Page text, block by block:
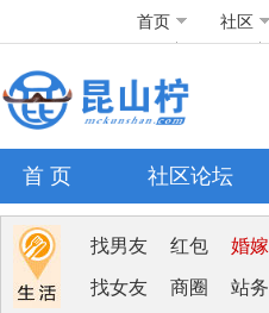
首页 社区
首 页 社区论坛
找男友 红包 婚嫁
找女友 商圈 站务